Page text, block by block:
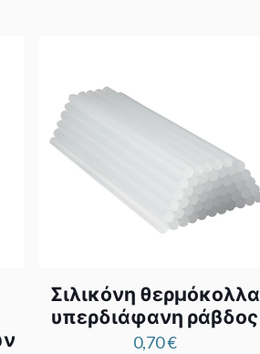
Σιλικόνη θερμόκολλα
υπερδιάφανη ράβδος
0,70€